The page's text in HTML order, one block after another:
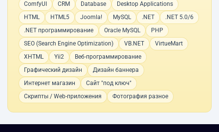
ComfyUI
CRM Database
Desktop Applications
HTML
HTML5 Joomla! MySQL .NET
.NET 5.0/6
.NET программирование
Oracle MySQL
PHP
SEO (Search Engine Optimization)
VB.NET
VirtueMart
XHTML
Yii2
Веб-программирование
Графический дизайн
Дизайн баннера
Интернет магазин
Сайт "под ключ"
Скрипты / Web-приложения
Фотография разное